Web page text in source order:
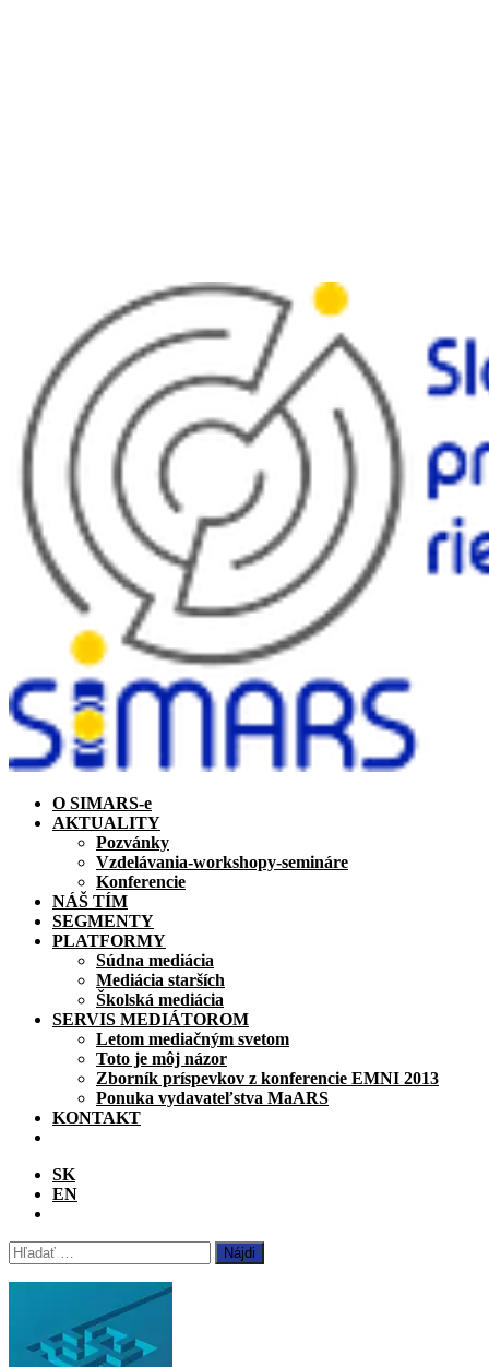
O SIMARS-e
AKTUALITY
Pozvánky
Vzdelávania-workshopy-semináre
Konferencie
NÁŠ TÍM
SEGMENTY
PLATFORMY
Súdna mediácia
Mediácia starších
Školská mediácia
SERVIS MEDIÁTOROM
Letom mediačným svetom
Toto je môj názor
Zborník príspevkov z konferencie EMNI 2013
Ponuka vydavateľstva MaARS
KONTAKT
SK
EN
Hľadať: